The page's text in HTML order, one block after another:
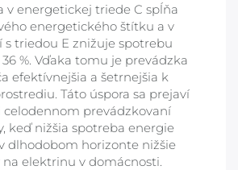
v energetickej triede C spĺňa
energetického štítku a v
s triedou E znižuje spotrebu
%. Vďaka tomu je prevádzka
efektívnejšia a šetrnejšia k
Táto úspora sa prejaví
celodennom prevádzkovaní
keď nižšia spotreba energie
dlhodobom horizonte nižšie
na elektrinu v domácnosti.